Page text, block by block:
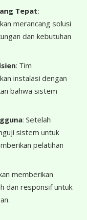
Tepat:
merancang solusi
dan kebutuhan
: Tim
instalasi dengan
bahwa sistem
: Setelah
sistem untuk
pelatihan
memberikan
dan responsif untuk